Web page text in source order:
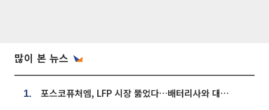
많이 본 뉴스
1. 포스코퓨처엠, LFP 시장 뚫었다…배터리사와 대규모 장기 공급 합의